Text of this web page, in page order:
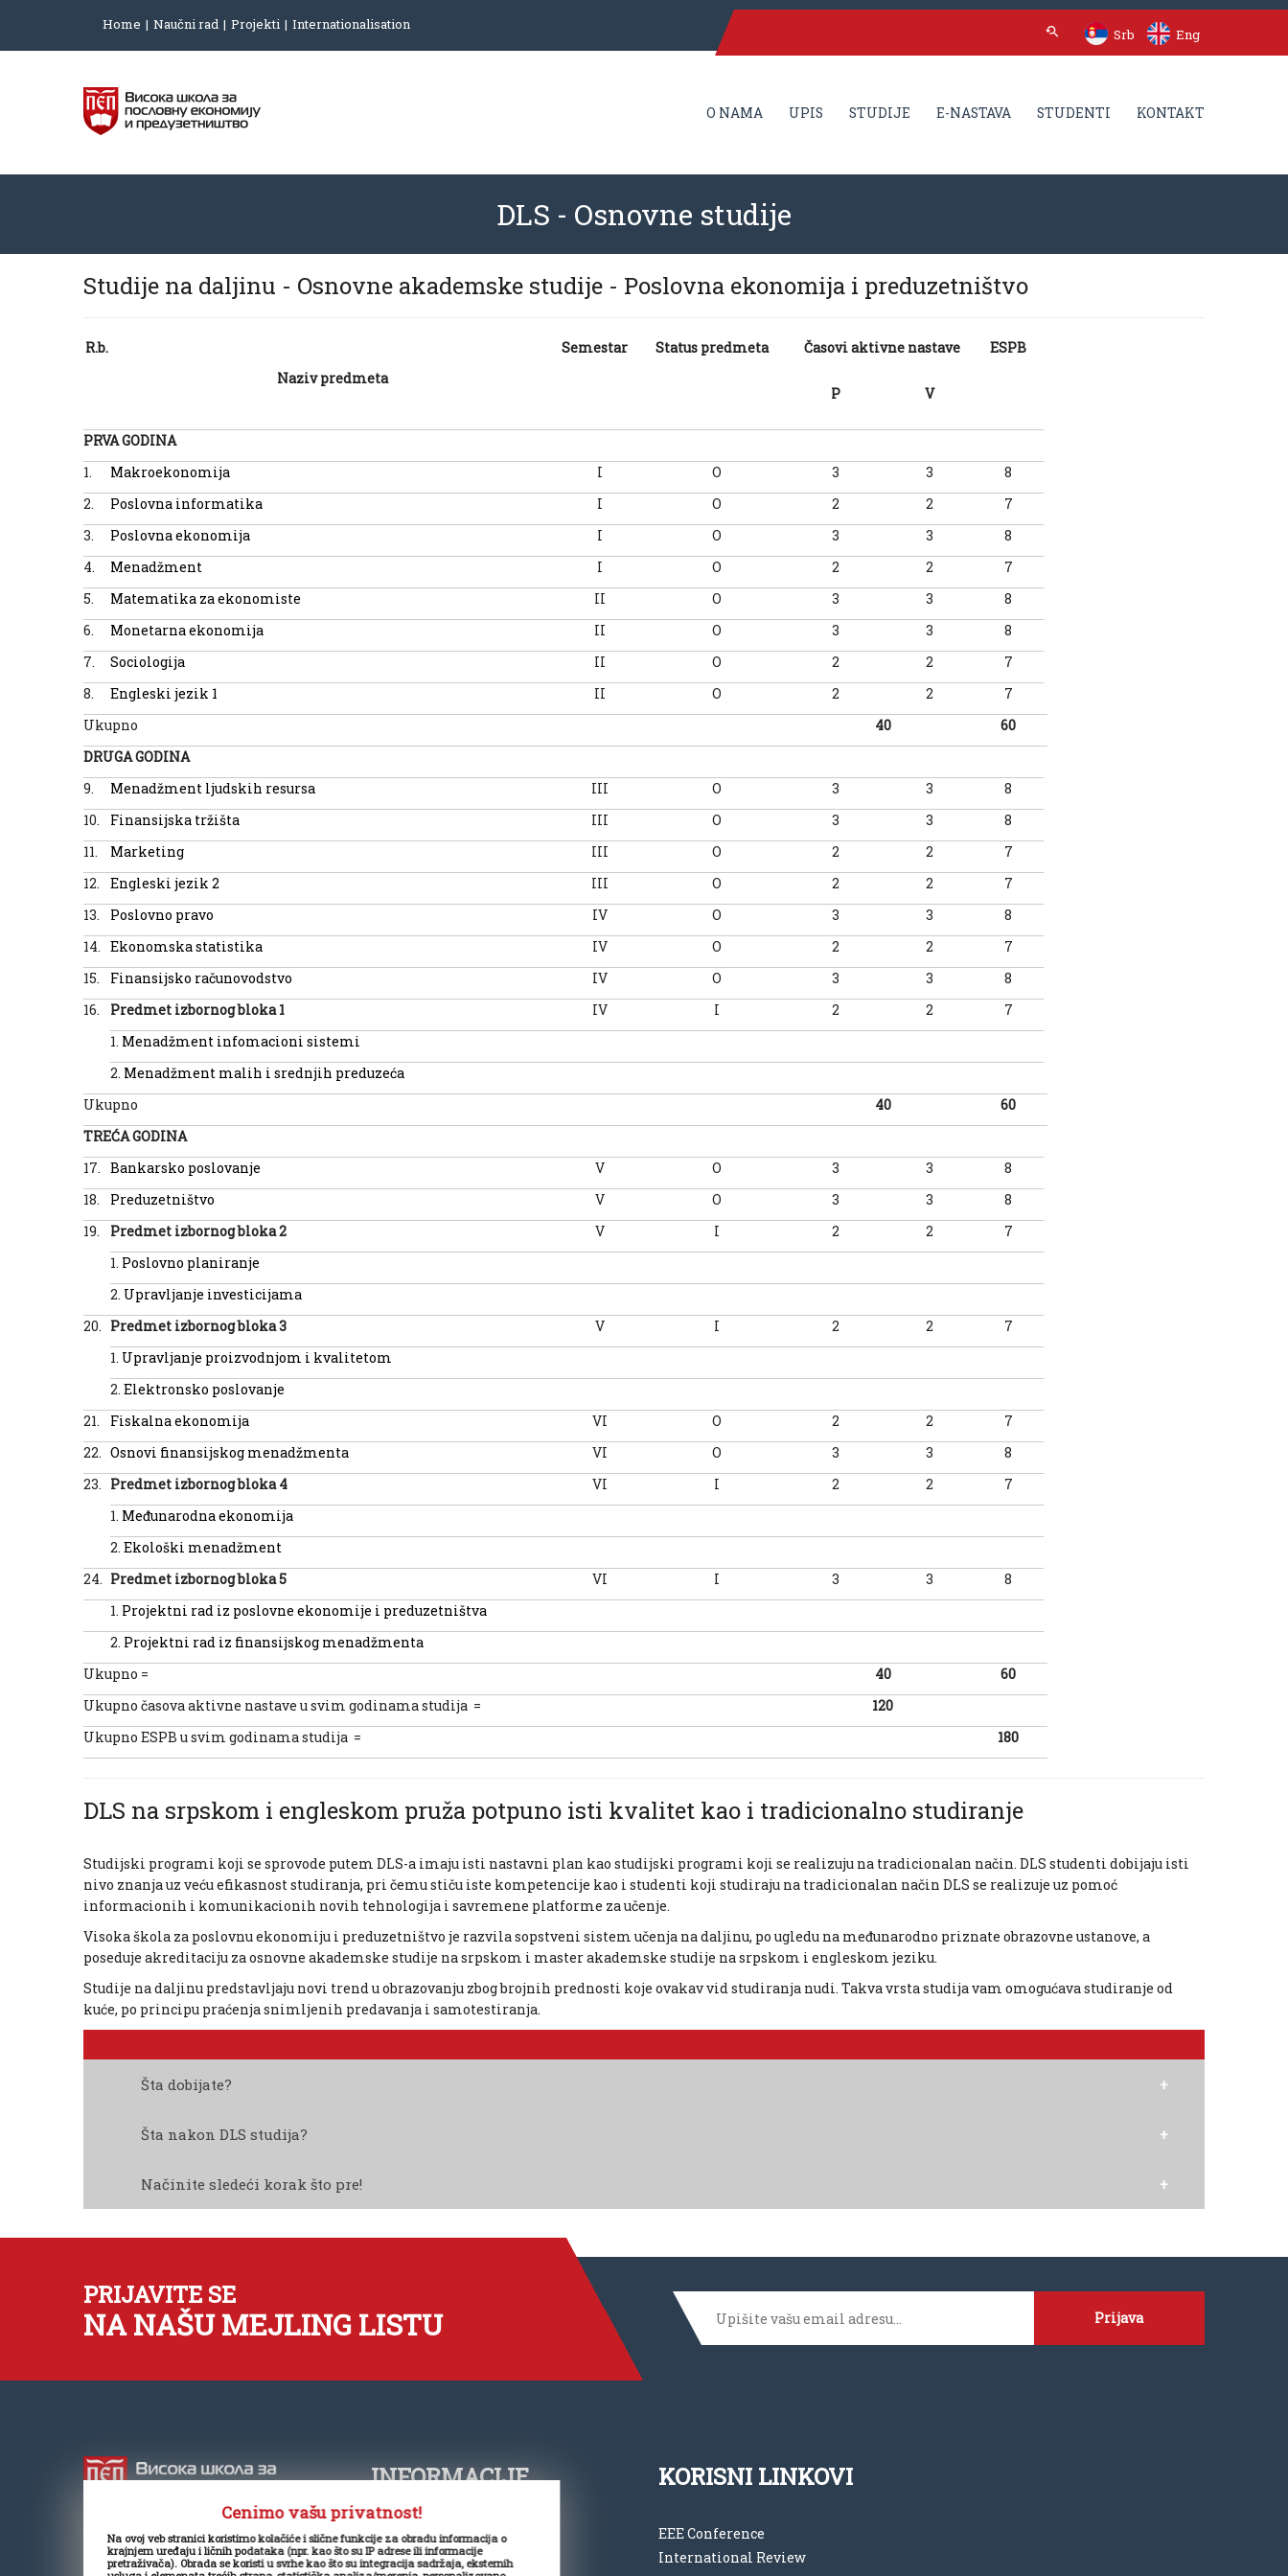
Home Naučni rad Projekti Internationalisation
Srb Eng
O NAMA UPIS STUDIJE E-NASTAVA STUDENTI KONTAKT
DLS - Osnovne studije
Studije na daljinu - Osnovne akademske studije - Poslovna ekonomija i preduzetništvo
R.b.
Naziv predmeta
Semestar Status predmeta Časovi aktivne nastave ESPB
P V
PRVA GODINA
1.
Makroekonomija I O 3 3
8
2.
Poslovna informatika I O 2 2
7
3.
Poslovna ekonomija I O 3 3
8
4.
Menadžment I O 2 2
7
5.
Matematika za ekonomiste II O 3 3
8
6.
Monetarna ekonomija II O 3 3
8
7.
Sociologija II O 2 2
7
8.
Engleski jezik 1 II O 2 2
7
Ukupno
40
60
DRUGA GODINA
9.
Menadžment ljudskih resursa III O 3 3
8
10.
Finansijska tržišta III O 3 3
8
11.
Marketing III O 2 2
7
12.
Engleski jezik 2 III O 2 2
7
13.
Poslovno pravo IV O 3 3
8
14. Ekonomska statistika IV O 2 2
7
15.
Finansijsko računovodstvo IV O 3 3
8
16.
Predmet izbornogbloka 1 IV I 2 2
7
1. Menadžment infomacioni sistemi
2. Menadžment malih i srednjih preduzeća
Ukupno
40
60
TREĆA GODINA
17. Bankarsko poslovanje V O 3 3
8
18.
Preduzetništvo V O 3 3
8
19.
Predmet izbornogbloka2 V I 2 2
7
1. Poslovno planiranje
2. Upravljanje investicijama
20. Predmet izbornogbloka3 V I 2 2
7
1. Upravljanje proizvodnjom i kvalitetom
2. Elektronsko poslovanje
21.
Fiskalna ekonomija VI O 2 2
7
22. Osnovi finansijskog menadžmenta VI O 3 3
8
23. Predmet izbornogbloka 4 VI I 2 2
7
1. Međunarodna ekonomija
2. Ekološki menadžment
24. Predmet izbornogbloka 5 VI I 3 3
8
1. Projektni rad iz poslovne ekonomije i preduzetništva
2. Projektni rad iz finansijskog menadžmenta
Ukupno =
40
60
Ukupno časova aktivne nastave u svim godinama studija =
120
Ukupno ESPB u svim godinama studija =
180
DLS na srpskom i engleskom pruža potpuno isti kvalitet kao i tradicionalno studiranje
Studijski programi koji se sprovode putem DLS-a imaju isti nastavni plan kao studijski programi koji se realizuju na tradicionalan način. DLS studenti dobijaju isti
nivo znanja uz veću efikasnost studiranja, pri čemu stiču iste kompetencije kao i studenti koji studiraju na tradicionalan način DLS se realizuje uz pomoć
informacionih i komunikacionih novih tehnologija i savremene platforme za učenje.
Visoka škola za poslovnu ekonomiju i preduzetništvo je razvila sopstveni sistem učenja na daljinu, po ugledu na međunarodno priznate obrazovne ustanove, a
poseduje akreditaciju za osnovne akademske studije na srpskom i master akademske studije na srpskom i engleskom jeziku.
Studije na daljinu predstavljaju novi trend u obrazovanju zbog brojnih prednosti koje ovakav vid studiranja nudi. Takva vrsta studija vam omogućava studiranje od
kuće, po principu praćenja snimljenih predavanja i samotestiranja.
Šta dobijate?
Šta nakon DLS studija?
Načinite sledeći korak što pre!
PRIJAVITE SE
NA NAŠU MEJLING LISTU Prijava
Visoka škola za poslovnu ekonomiju
je samostalna visokoškolska
INFORMACIJE
+381 11 2762 194
office@vspep.edu.rs
KORISNI LINKOVI
EEE Conference
International Review
Cenimo vašu privatnost!
Na ovoj veb stranici koristimo kolačiće i slične funkcije za obradu informacija o
krajnjem uređaju i ličnih podataka (npr. kao što su IP adrese ili informacije
pretraživača). Obrada se koristi u svrhe kao što su integracija sadržaja, eksternih